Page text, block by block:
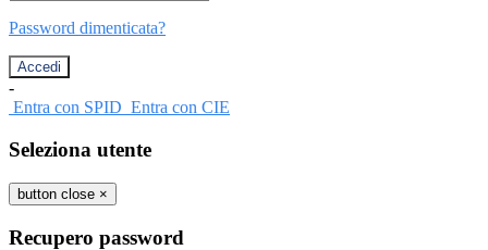
Password dimenticata?
-
Entra con SPID Entra con CIE
Seleziona utente
button close ×
Recupero password